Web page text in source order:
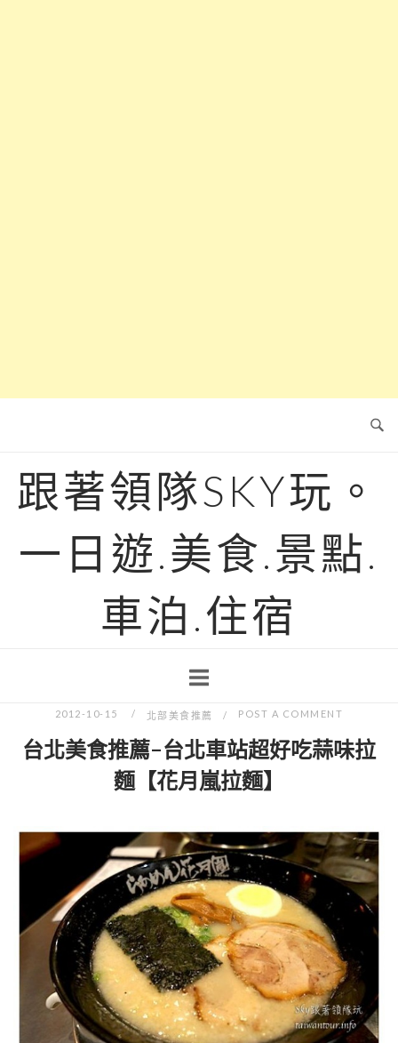
跟著領隊SKY玩。
一日遊.美食.景點.
車泊.住宿
2012-10-15 北部美食推薦 POST A COMMENT
台北美食推薦-台北車站超好吃蒜味拉
麵【花月嵐拉麵】